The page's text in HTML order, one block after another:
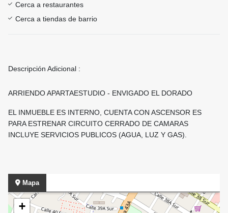
Cerca a restaurantes
Cerca a tiendas de barrio
Descripción Adicional :
ARRIENDO APARTAESTUDIO - ENVIGADO EL DORADO
EL INMUEBLE ES INTERNO, CUENTA CON ASCENSOR ES
PARA ESTRENAR CIRCUITO CERRADO DE CAMARAS
INCLUYE SERVICIOS PUBLICOS (AGUA, LUZ Y GAS).
Mapa
+